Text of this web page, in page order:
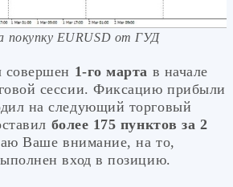
покупку EURUSD от ГУД
совершен 1-го марта в начале
сессии. Фиксацию прибыли
на следующий торговый
более 175 пунктов за 2
Ваше внимание, на то,
вход в позицию.